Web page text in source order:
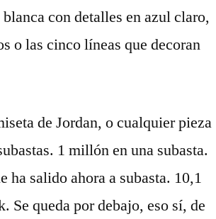
con detalles en azul claro,
o las cinco líneas que decoran
de Jordan, o cualquier pieza
1 millón en una subasta.
ha salido ahora a subasta. 10,1
Se queda por debajo, eso sí, de